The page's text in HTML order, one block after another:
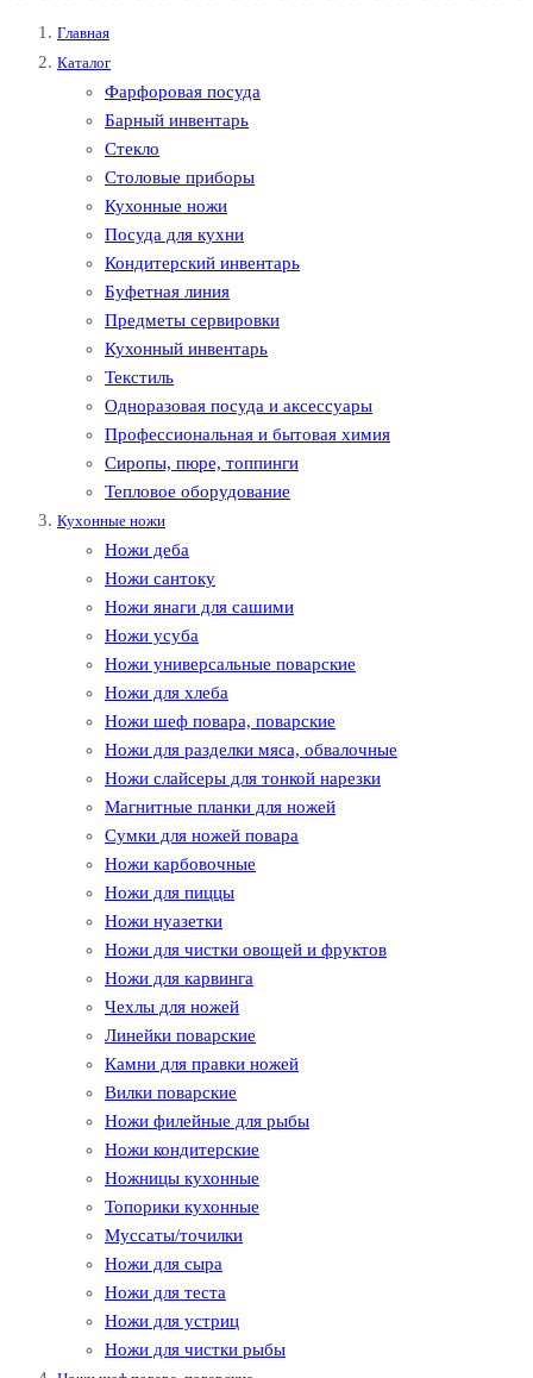
Главная
Каталог
Фарфоровая посуда
Барный инвентарь
Стекло
Столовые приборы
Кухонные ножи
Посуда для кухни
Кондитерский инвентарь
Буфетная линия
Предметы сервировки
Кухонный инвентарь
Текстиль
Одноразовая посуда и аксессуары
Профессиональная и бытовая химия
Сиропы, пюре, топпинги
Тепловое оборудование
Кухонные ножи
Ножи деба
Ножи сантоку
Ножи янаги для сашими
Ножи усуба
Ножи универсальные поварские
Ножи для хлеба
Ножи шеф повара, поварские
Ножи для разделки мяса, обвалочные
Ножи слайсеры для тонкой нарезки
Магнитные планки для ножей
Сумки для ножей повара
Ножи карбовочные
Ножи для пиццы
Ножи нуазетки
Ножи для чистки овощей и фруктов
Ножи для карвинга
Чехлы для ножей
Линейки поварские
Камни для правки ножей
Вилки поварские
Ножи филейные для рыбы
Ножи кондитерские
Ножницы кухонные
Топорики кухонные
Муссаты/точилки
Ножи для сыра
Ножи для теста
Ножи для устриц
Ножи для чистки рыбы